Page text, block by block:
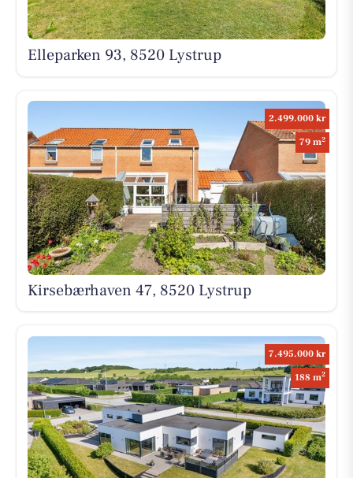
Elleparken 93, 8520 Lystrup
2.499.000 kr
79 m2
Kirsebærhaven 47, 8520 Lystrup
7.495.000 kr
188 m2